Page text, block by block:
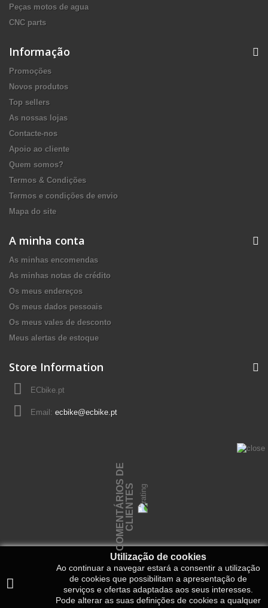
Peças motos de agua
CNC parts
Informação
Promoções
Novos produtos
Top sellers
As nossas lojas
Contacte-nos
Apoio ao cliente
Quem somos?
Termos & Condições
Termos e condições de envio
Mapa do site
A minha conta
As minhas encomendas
As minhas notas de crédito
Os meus endereços
Os meus dados pessoais
Os meus vales de desconto
Meus alertas de estoque
Store Information
ECbike.pt
Email: ecbike@ecbike.pt
Utilização de cookies
Ao continuar a navegar estará a consentir a utilização
de cookies que possibilitam a apresentação de
serviços e ofertas adaptadas aos seus interesses.
Pode alterar as suas definições de cookies a qualquer
C
O
M
E
N
T
Á
R
I
O
S
D
E
C
L
I
E
N
T
ES